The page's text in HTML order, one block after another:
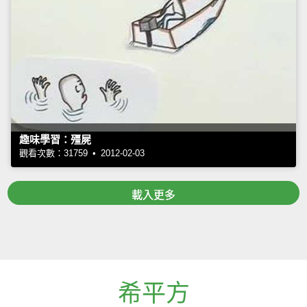
趣味學習：殭屍
觀看次數：31759 • 2012-02-03
載入更多
希平方